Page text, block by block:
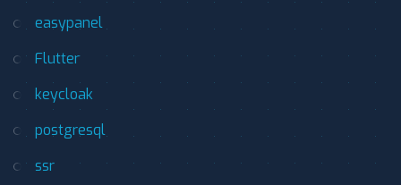
easypanel
Flutter
keycloak
postgresql
ssr